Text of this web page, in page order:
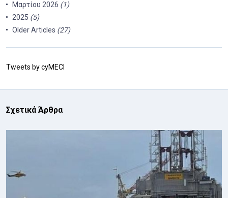
Μαρτίου 2026 (1)
2025 (5)
Older Articles (27)
Tweets by cyMECI
Σχετικά Άρθρα